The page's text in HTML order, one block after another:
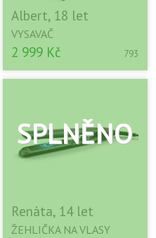
Albert, 18 let
VYSAVAČ
2 999 Kč 793
Renáta, 14 let
ŽEHLIČKA NA VLASY